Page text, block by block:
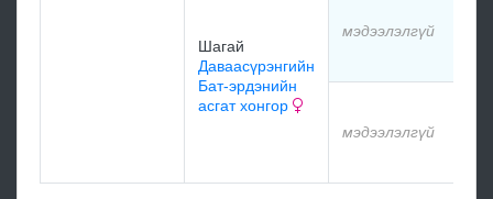
Шагай
Даваасүрэнгийн
Бат-эрдэнийн
асгат хонгор
мэдээлэлгүй
мэдээлэлгүй